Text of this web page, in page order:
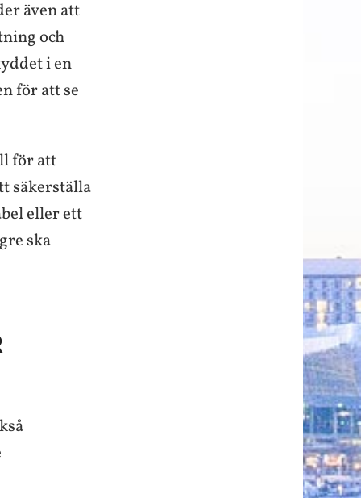
även att
och
i en
för att se
för att
säkerställa
eller ett
ska